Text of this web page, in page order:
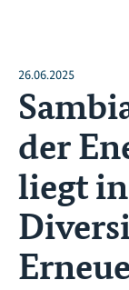
26.06.2025
der
liegt